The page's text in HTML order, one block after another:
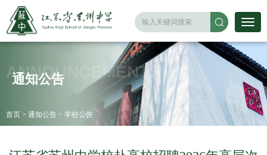
ANNOUNCEMENTS
通知公告
首页 > 通知公告 > 学校公告